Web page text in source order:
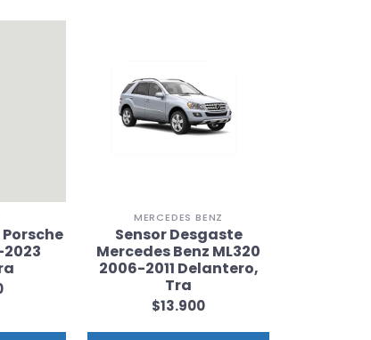
MERCEDES BENZ
Sensor Desgaste
Mercedes Benz ML320
2006-2011 Delantero,
Tra
$13.900